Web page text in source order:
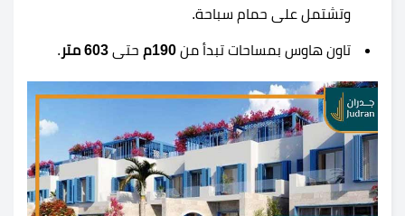
وتشتمل على حمام سباحة.
تاون هاوس بمساحات تبدأ من 190م حتى .